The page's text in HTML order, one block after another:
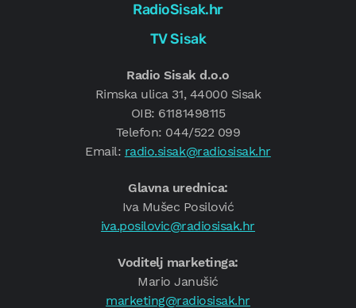
RadioSisak.hr
TV Sisak
Radio Sisak d.o.o
Rimska ulica 31, 44000 Sisak
OIB: 61181498115
Telefon: 044/522 099
Email: radio.sisak@radiosisak.hr
Glavna urednica:
Iva Mušec Posilović
iva.posilovic@radiosisak.hr
Voditelj marketinga:
Mario Janušić
marketing@radiosisak.hr